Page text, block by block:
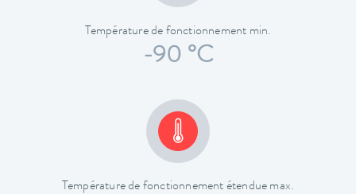
Température de fonctionnement min.
-90 °C
Température de fonctionnement étendue max.